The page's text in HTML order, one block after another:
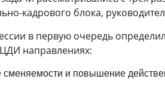
кадрового блока,
в первую очередь
направлениях:
и повышение